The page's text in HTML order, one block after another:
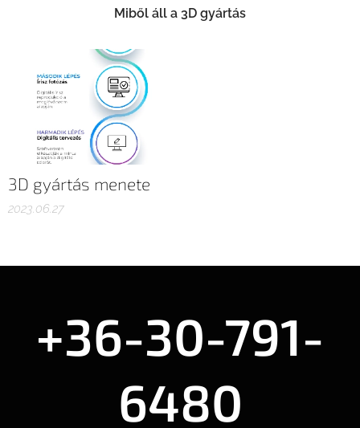
Miből áll a 3D gyártás
3D gyártás menete
2023.06.27
+36-30-791-
6480